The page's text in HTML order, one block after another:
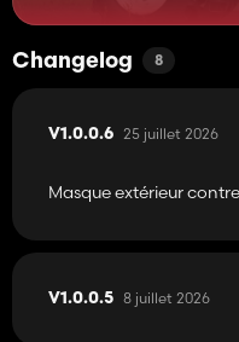
Changelog 8
V1.0.0.6 25 juillet 2026
Masque extérieur
V1.0.0.5 8 juillet 2026